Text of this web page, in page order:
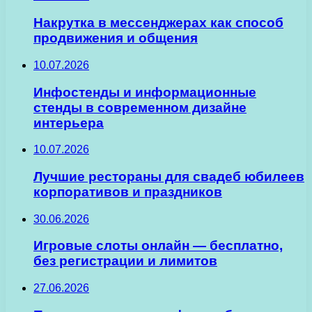
Накрутка в мессенджерах как способ
продвижения и общения
10.07.2026
Инфостенды и информационные
стенды в современном дизайне
интерьера
10.07.2026
Лучшие рестораны для свадеб юбилеев
корпоративов и праздников
30.06.2026
Игровые слоты онлайн — бесплатно,
без регистрации и лимитов
27.06.2026